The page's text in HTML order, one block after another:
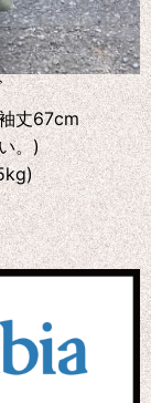
丈67cm
。)